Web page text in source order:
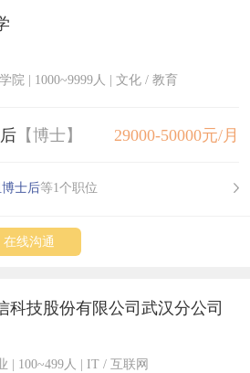
院 | 1000~9999人 | 文化 / 教育
【博士】 29000-50000元/月
士后等1个职位
在线沟通
科技股份有限公司武汉分公司
| 100~499人 | IT / 互联网